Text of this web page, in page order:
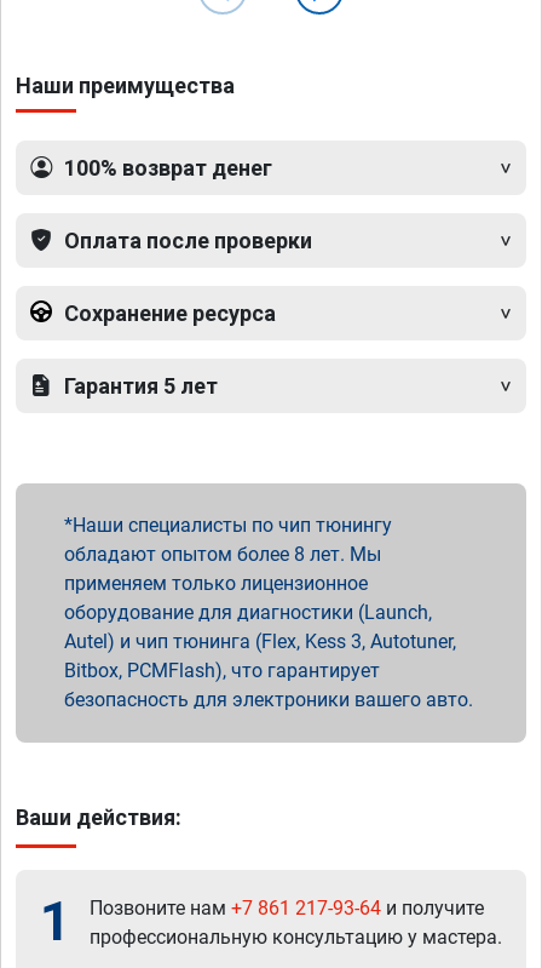
Наши преимущества
100% возврат денег
Оплата после проверки
Сохранение ресурса
Гарантия 5 лет
Наши специалисты по чип тюнингу
обладают опытом более 8 лет. Мы
применяем только лицензионное
оборудование для диагностики (Launch,
Autel) и чип тюнинга (Flex, Kess 3, Autotuner,
Bitbox, PCMFlash), что гарантирует
безопасность для электроники вашего авто.
Ваши действия:
1 Позвоните нам +7 861 217-93-64 и получите
профессиональную консультацию у мастера.